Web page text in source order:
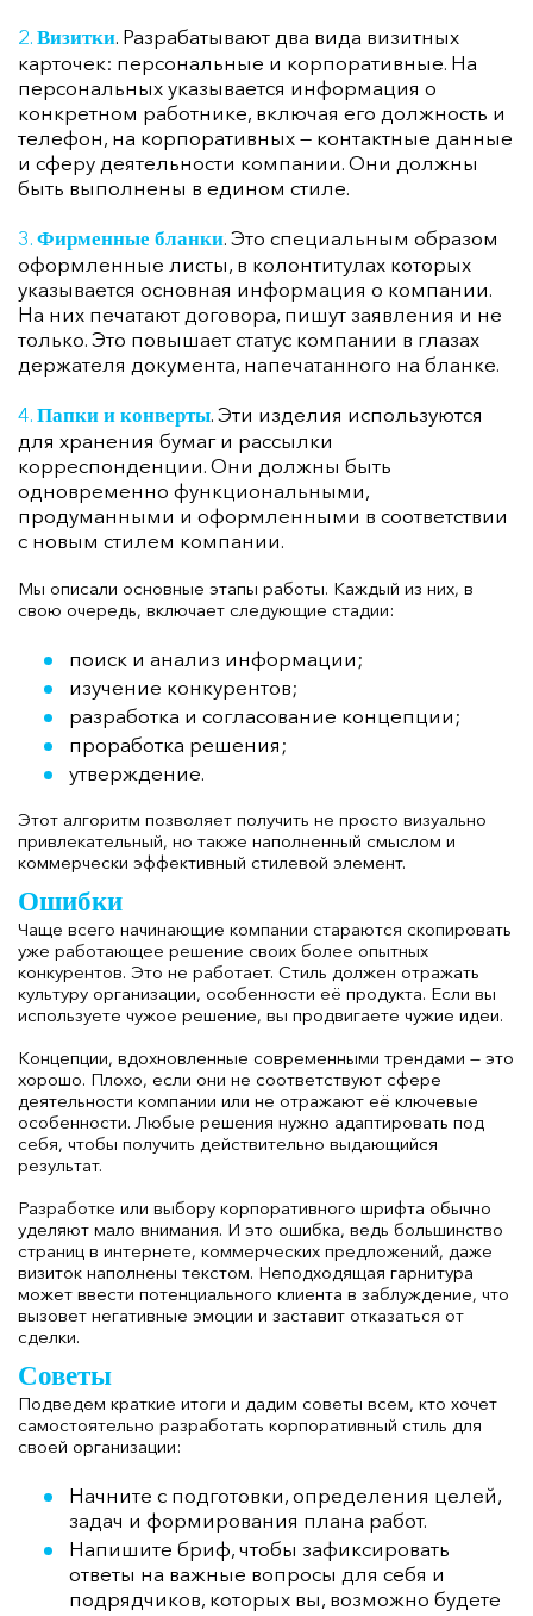
Визитки. Разрабатывают два вида визитных
карточек: персональные и корпоративные. На
персональных указывается информация о
конкретном работнике, включая его должность и
телефон, на корпоративных — контактные данные
и сферу деятельности компании. Они должны
быть выполнены в едином стиле.
Фирменные бланки. Это специальным образом
оформленные листы, в колонтитулах которых
указывается основная информация о компании.
На них печатают договора, пишут заявления и не
только. Это повышает статус компании в глазах
держателя документа, напечатанного на бланке.
Папки и конверты. Эти изделия используются
для хранения бумаг и рассылки
корреспонденции. Они должны быть
одновременно функциональными,
продуманными и оформленными в соответствии
с новым стилем компании.
Мы описали основные этапы работы. Каждый из них, в
свою очередь, включает следующие стадии:
поиск и анализ информации;
изучение конкурентов;
разработка и согласование концепции;
проработка решения;
утверждение.
Этот алгоритм позволяет получить не просто визуально
привлекательный, но также наполненный смыслом и
коммерчески эффективный стилевой элемент.
Ошибки
Чаще всего начинающие компании стараются скопировать
уже работающее решение своих более опытных
конкурентов. Это не работает. Стиль должен отражать
культуру организации, особенности её продукта. Если вы
используете чужое решение, вы продвигаете чужие идеи.
Концепции, вдохновленные современными трендами — это
хорошо. Плохо, если они не соответствуют сфере
деятельности компании или не отражают её ключевые
особенности. Любые решения нужно адаптировать под
себя, чтобы получить действительно выдающийся
результат.
Разработке или выбору корпоративного шрифта обычно
уделяют мало внимания. И это ошибка, ведь большинство
страниц в интернете, коммерческих предложений, даже
визиток наполнены текстом. Неподходящая гарнитура
может ввести потенциального клиента в заблуждение, что
вызовет негативные эмоции и заставит отказаться от
сделки.
Советы
Подведем краткие итоги и дадим советы всем, кто хочет
самостоятельно разработать корпоративный стиль для
своей организации:
Начните с подготовки, определения целей,
задач и формирования плана работ.
Напишите бриф, чтобы зафиксировать
ответы на важные вопросы для себя и
подрядчиков, которых вы, возможно будете